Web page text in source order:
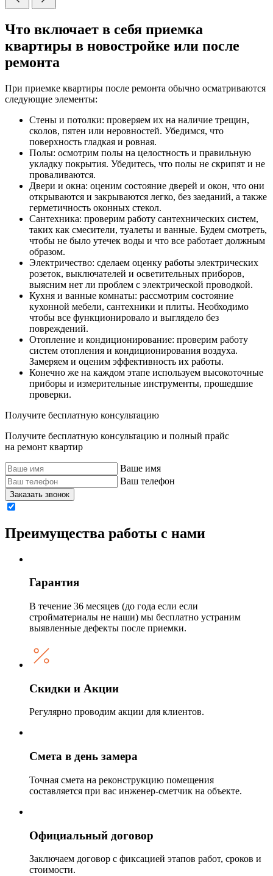
Что включает в себя приемка
квартиры в новостройке или после
ремонта
При приемке квартиры после ремонта обычно осматриваются
следующие элементы:
Стены и потолки: проверяем их на наличие трещин,
сколов, пятен или неровностей. Убедимся, что
поверхность гладкая и ровная.
Полы: осмотрим полы на целостность и правильную
укладку покрытия. Убедитесь, что полы не скрипят и не
проваливаются.
Двери и окна: оценим состояние дверей и окон, что они
открываются и закрываются легко, без заеданий, а также
герметичность оконных стекол.
Сантехника: проверим работу сантехнических систем,
таких как смесители, туалеты и ванные. Будем смотреть,
чтобы не было утечек воды и что все работает должным
образом.
Электричество: сделаем оценку работы электрических
розеток, выключателей и осветительных приборов,
выясним нет ли проблем с электрической проводкой.
Кухня и ванные комнаты: рассмотрим состояние
кухонной мебели, сантехники и плиты. Необходимо
чтобы все функционировало и выглядело без
повреждений.
Отопление и кондиционирование: проверим работу
систем отопления и кондиционирования воздуха.
Замеряем и оценим эффективность их работы.
Конечно же на каждом этапе используем высокоточные
приборы и измерительные инструменты, прошедшие
проверки.
Получите бесплатную консультацию
Получите бесплатную консультацию и полный прайс
на ремонт квартир
Ваше имя
Ваш телефон
Заказать звонок
Преимущества работы с нами
Гарантия
В течение 36 месяцев (до года если если
стройматериалы не наши) мы бесплатно устраним
выявленные дефекты после приемки.
Скидки и Акции
Регулярно проводим акции для клиентов.
Смета в день замера
Точная смета на реконструкцию помещения
составляется при вас инженер-сметчик на объекте.
Официальный договор
Заключаем договор с фиксацией этапов работ, сроков и
стоимости.